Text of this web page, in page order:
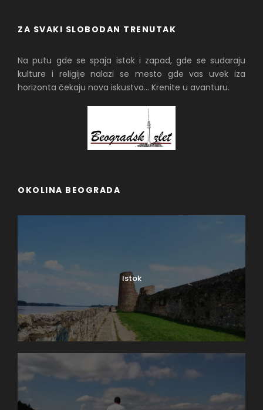
ZA SVAKI SLOBODAN TRENUTAK
Na putu gde se spaja istok i zapad, gde se sudaraju
kulture i religije nalazi se mesto gde vas uvek iza
horizonta čekaju nova iskustva... Krenite u avanturu.
OKOLINA BEOGRADA
Istok